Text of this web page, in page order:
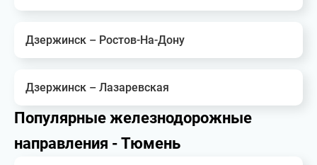
Дзержинск – Ростов-На-Дону
Дзержинск – Лазаревская
Популярные железнодорожные
направления - Тюмень